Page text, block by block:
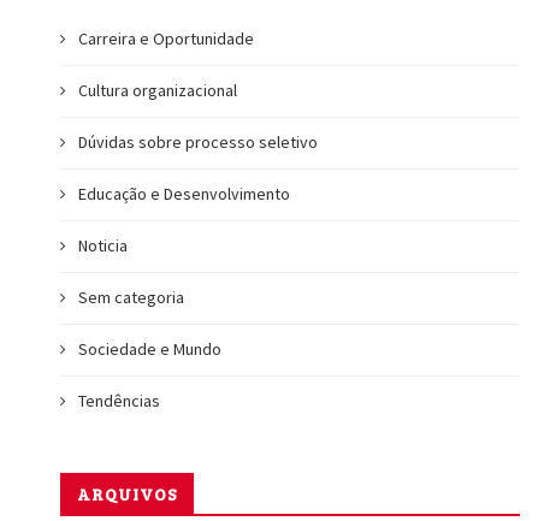
Carreira e Oportunidade
Cultura organizacional
Dúvidas sobre processo seletivo
Educação e Desenvolvimento
Noticia
Sem categoria
Sociedade e Mundo
Tendências
ARQUIVOS